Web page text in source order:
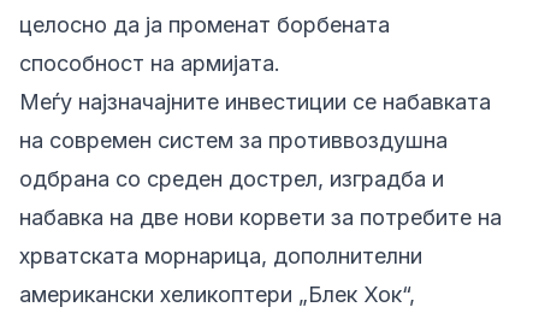
целосно да ја променат борбената
способност на армијата.
Меѓу најзначајните инвестиции се набавката
на современ систем за противвоздушна
одбрана со среден дострел, изградба и
набавка на две нови корвети за потребите на
хрватската морнарица, дополнителни
американски хеликоптери „Блек Хок“,